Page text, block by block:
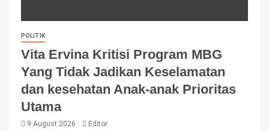
POLITIK
Vita Ervina Kritisi Program MBG
Yang Tidak Jadikan Keselamatan
dan kesehatan Anak-anak Prioritas
Utama
9 August 2026 Editor